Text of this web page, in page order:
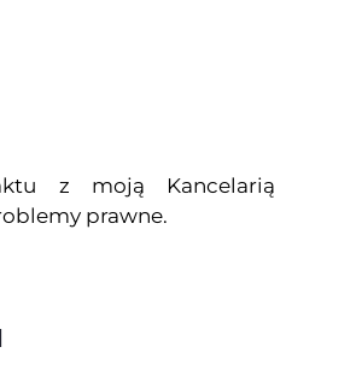
z moją Kancelarią
prawne.